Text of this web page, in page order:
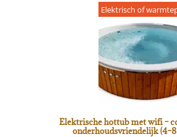
Elektrisch of
Elektrische hottub met wifi –
onderhoudsvriendelijk